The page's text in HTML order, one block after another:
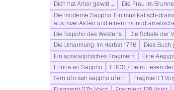
Dich hat Amor gewiß …
Die Frau im
Die moderne Sappho. Ein musikalisch-
aus zwei Akten und einem
Die Sappho des Westens
Die Schale der
Die Umarmung. Im Herbst 1776
Dies Buch
Ein apokaliptisches Fragment
Eine
Erinna an Sappho
EROS / beim Lesen
fern ufo sah sappho ufern
Fragment 1